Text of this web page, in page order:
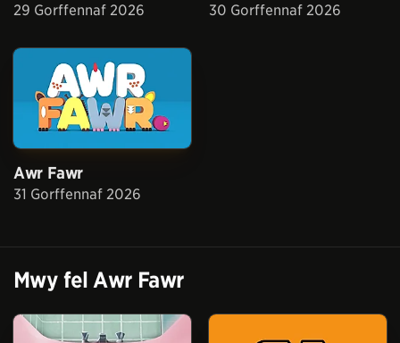
29 Gorffennaf 2026 30 Gorffennaf 2026
Awr Fawr
31 Gorffennaf 2026
Mwy fel Awr Fawr